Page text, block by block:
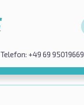
Telefon: +49 69 95019669